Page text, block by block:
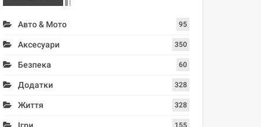
Авто & Мото 95
Аксесуари 350
Безпека 60
Додатки 328
Життя 328
155